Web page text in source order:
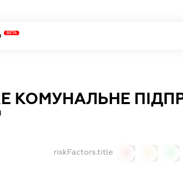
BETA
КОМУНАЛЬНЕ
riskFactors.title